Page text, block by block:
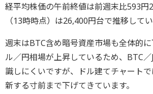
経平均株価の午前終値は前週末比593円
（13時時点）は26,400円台で推移してい
週末はBTC含め暗号資産市場も全体的
ル／円相場が上昇しているため、BTC／
識しにくいですが、ドル建てチャート
新する寸前まで下げてきています。